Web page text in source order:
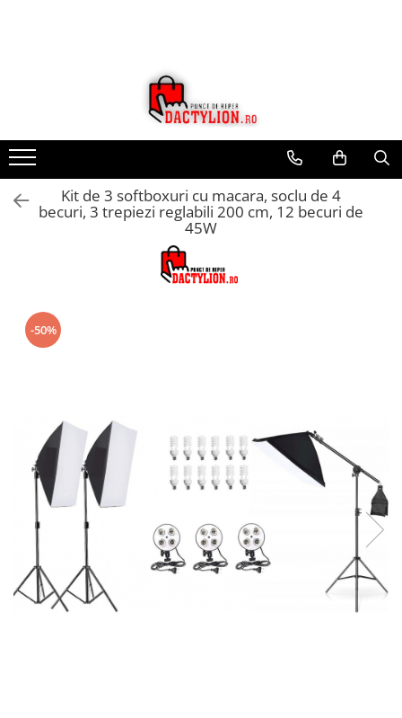
Kit de 3 softboxuri cu macara, soclu de 4
becuri, 3 trepiezi reglabili 200 cm, 12 becuri de
45W
-50%